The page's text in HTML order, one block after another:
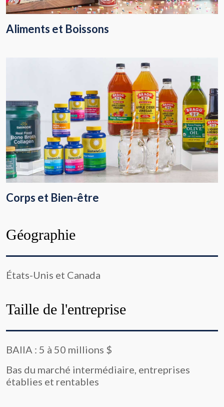
Aliments et Boissons
Corps et Bien-être
Géographie
États-Unis et Canada
Taille de l'entreprise
BAIIA : 5 à 50 millions $
Bas du marché intermédiaire, entreprises
établies et rentables